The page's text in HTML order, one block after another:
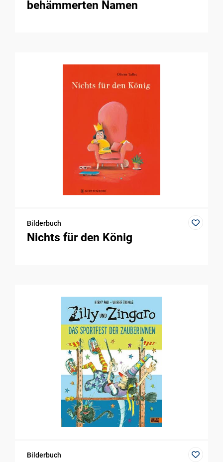
behämmerten Namen
Bilderbuch
Nichts für den König
Bilderbuch